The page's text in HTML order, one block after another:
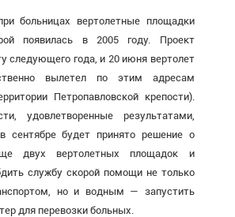
больницах вертолетные площадки
появилась в 2005 году. Проект
следующего года, и 20 июня вертолет
вылетел по этим адресам
Петропавловской крепости).
удовлетворенные результатами,
сентябре будет принято решение о
двух вертолетных площадок и
службу скорой помощи не только
но и водным — запустить
для перевозки больных.